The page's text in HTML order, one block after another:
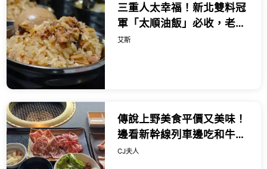
三重人太幸福！新北雙料冠
軍「太順油飯」必收，老饕
曝：淋上這個靈魂醬料直接
艾斯
傳說上野美食平價又美味！
邊看新幹線列車邊吃和牛燒
肉，一份千日圓出頭就能吃
CJ夫人